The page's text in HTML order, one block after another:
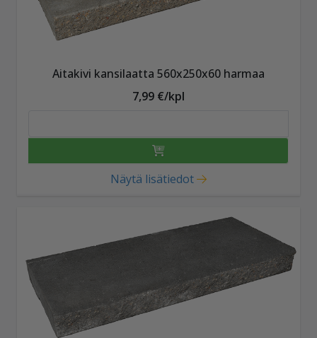
Aitakivi kansilaatta 560x250x60 harmaa
7,99 €/kpl
Näytä lisätiedot